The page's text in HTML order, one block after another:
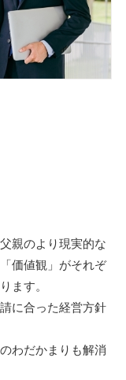
親のより現実的な
価値観」がそれぞ
ます。
に合った経営方針
わだかまりも解消